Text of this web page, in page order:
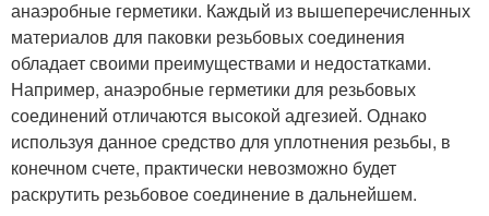
анаэробные герметики. Каждый из вышеперечисленных
материалов для паковки резьбовых соединения
обладает своими преимуществами и недостатками.
Например, анаэробные герметики для резьбовых
соединений отличаются высокой адгезией. Однако
используя данное средство для уплотнения резьбы, в
конечном счете, практически невозможно будет
раскрутить резьбовое соединение в дальнейшем.